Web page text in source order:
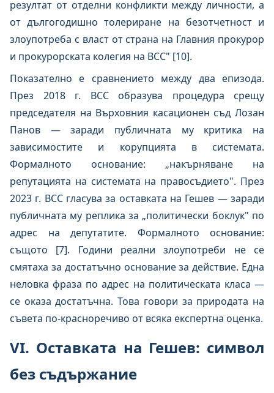
резултат от отделни конфликти между личности, а
от дългогодишно толериране на безотчетност и
злоупотреба с власт от страна на Главния прокурор
и прокурорската колегия на ВСС" [10].
Показателно е сравнението между два епизода.
През 2018 г. ВСС образува процедура срещу
председателя на Върховния касационен съд Лозан
Панов — заради публичната му критика на
зависимостите и корупцията в системата.
Формалното основание: „накърняване на
репутацията на системата на правосъдието". През
2023 г. ВСС гласува за оставката на Гешев — заради
публичната му реплика за „политически боклук" по
адрес на депутатите. Формалното основание:
същото [7]. Години реални злоупотреби не се
смятаха за достатъчно основание за действие. Една
неловка фраза по адрес на политическата класа —
се оказа достатъчна. Това говори за природата на
съвета по-красноречиво от всяка експертна оценка.
VI. Оставката на Гешев: символ
без съдържание